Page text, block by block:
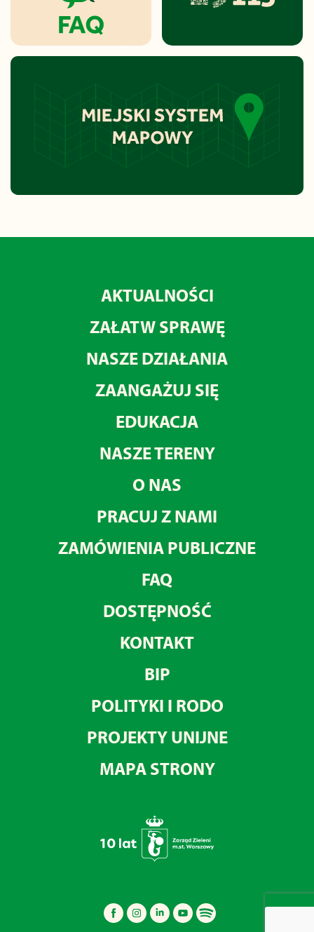
AKTUALNOŚCI
ZAŁATW SPRAWĘ
NASZE DZIAŁANIA
ZAANGAŻUJ SIĘ
EDUKACJA
NASZE TERENY
O NAS
PRACUJ Z NAMI
ZAMÓWIENIA PUBLICZNE
FAQ
DOSTĘPNOŚĆ
KONTAKT
BIP
POLITYKI I RODO
PROJEKTY UNIJNE
MAPA STRONY